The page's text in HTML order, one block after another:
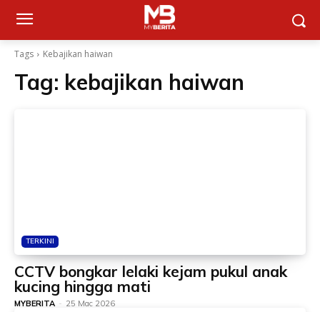
Tags Kebajikan haiwan
Tag: kebajikan haiwan
TERKINI
CCTV bongkar lelaki kejam pukul anak
kucing hingga mati
MYBERITA - 25 Mac 2026